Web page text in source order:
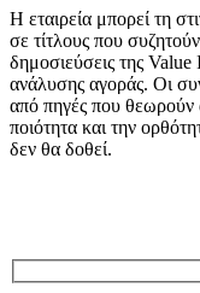
Η εταιρεία μπορεί τη
σε τίτλους που
δημοσιεύσεις της
ανάλυσης αγοράς. Οι
από πηγές που θεωρούν
ποιότητα και την
δεν θα δοθεί.